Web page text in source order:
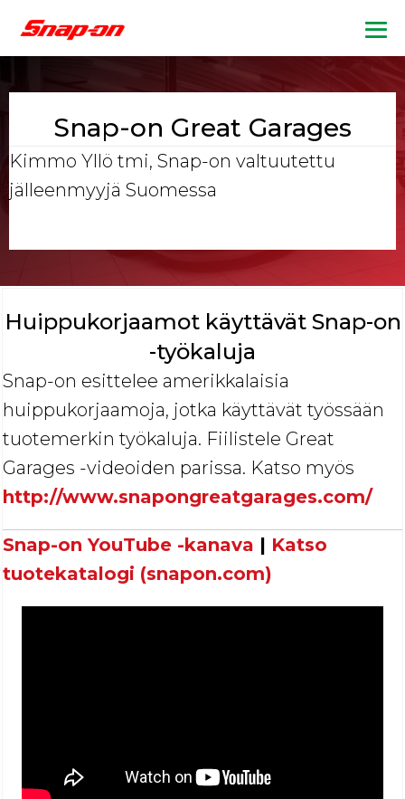
Skip
Snap-on Great Garages
Kimmo Yllö tmi, Snap-on valtuutettu
jälleenmyyjä Suomessa
Huippukorjaamot käyttävät Snap-on
-työkaluja
Snap-on esittelee amerikkalaisia
huippukorjaamoja, jotka käyttävät työssään
tuotemerkin työkaluja. Fiilistele Great
Garages -videoiden parissa. Katso myös
http://www.snapongreatgarages.com/
Snap-on YouTube -kanava | Katso
tuotekatalogi (snapon.com)